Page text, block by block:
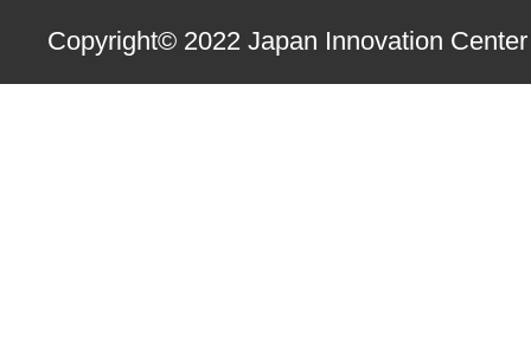
Copyright© 2022 Japan Innovation